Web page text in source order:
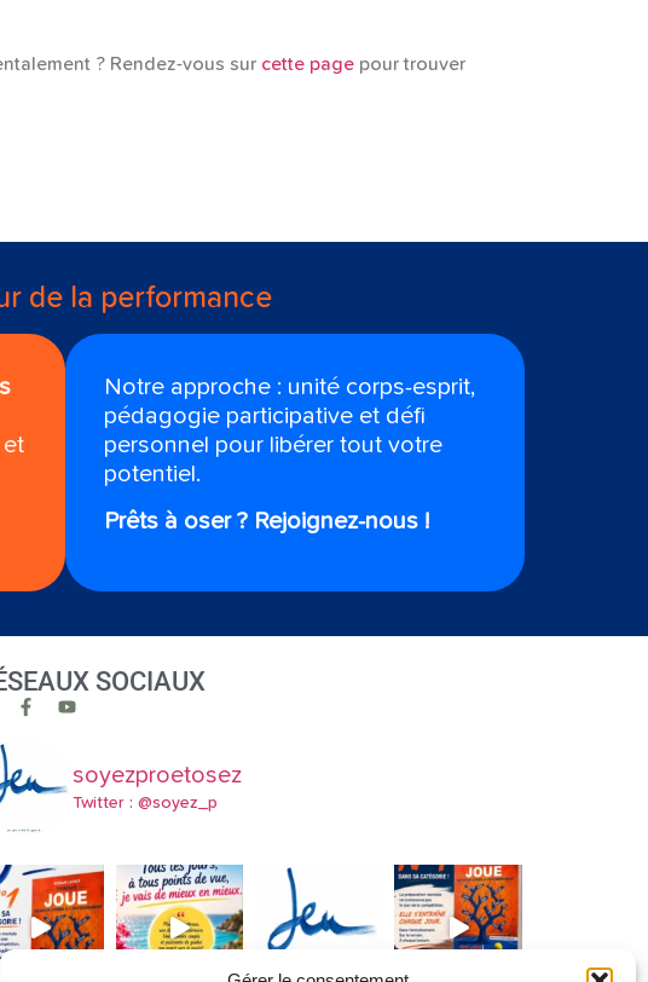
? Rendez-vous sur cette page pour trouver
de la performance
et
Notre approche : unité corps-esprit,
pédagogie participative et défi
personnel pour libérer tout votre
potentiel.
Prêts à oser ? Rejoignez-nous !
SOCIAUX
soyezproetosez
Twitter : @soyez_p